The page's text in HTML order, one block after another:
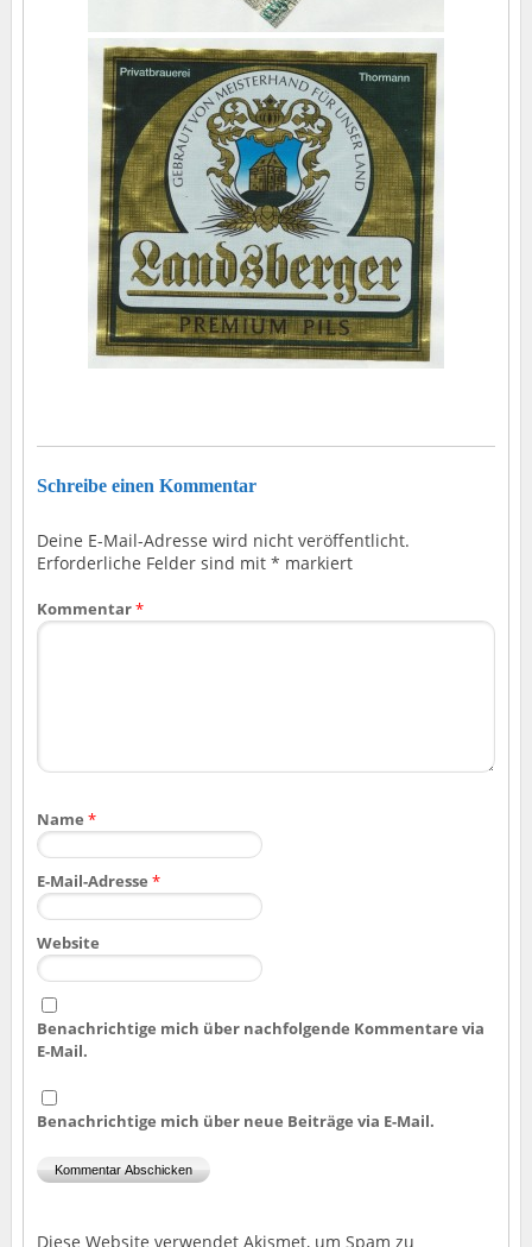
Schreibe einen Kommentar
Deine E-Mail-Adresse wird nicht veröffentlicht.
Erforderliche Felder sind mit * markiert
Kommentar*
Name *
E-Mail-Adresse *
Website
Benachrichtige mich über nachfolgende Kommentare via
E-Mail.
Benachrichtige mich über neue Beiträge via E-Mail.
Diese Website verwendet Akismet, um Spam zu